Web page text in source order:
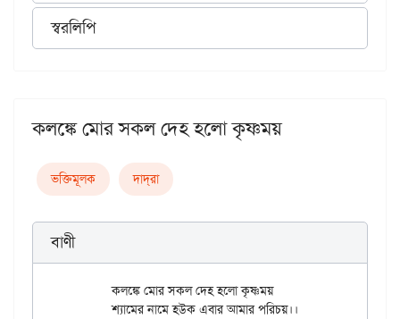
স্বরলিপি
কলঙ্কে মোর সকল দেহ হলো কৃষ্ণময়
ভক্তিমূলক দাদ্‌রা
বাণী
	কলঙ্কে মোর সকল দেহ হলো কৃষ্ণময়
	শ্যামের নামে হউক এবার আমার পরিচয়।।